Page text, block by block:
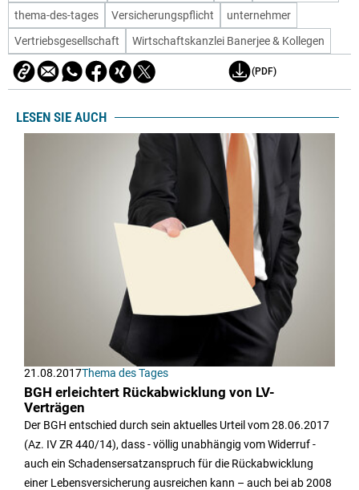
thema-des-tages
Versicherungspflicht
unternehmer
Vertriebsgesellschaft
Wirtschaftskanzlei Banerjee & Kollegen
(PDF)
LESEN SIE AUCH
21.08.2017Thema des Tages
BGH erleichtert Rückabwicklung von LV-
Verträgen
Der BGH entschied durch sein aktuelles Urteil vom 28.06.2017
(Az. IV ZR 440/14), dass - völlig unabhängig vom Widerruf -
auch ein Schadensersatzanspruch für die Rückabwicklung
einer Lebensversicherung ausreichen kann – auch bei ab 2008